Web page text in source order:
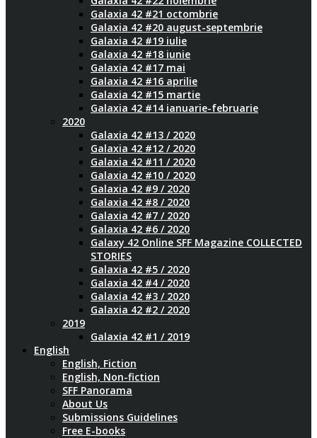
Galaxia 42 #21 octombrie
Galaxia 42 #20 august-septembrie
Galaxia 42 #19 iulie
Galaxia 42 #18 iunie
Galaxia 42 #17 mai
Galaxia 42 #16 aprilie
Galaxia 42 #15 martie
Galaxia 42 #14 ianuarie-februarie
2020
Galaxia 42 #13 / 2020
Galaxia 42 #12 / 2020
Galaxia 42 #11 / 2020
Galaxia 42 #10 / 2020
Galaxia 42 #9 / 2020
Galaxia 42 #8 / 2020
Galaxia 42 #7 / 2020
Galaxia 42 #6 / 2020
Galaxy 42 Online SFF Magazine COLLECTED
STORIES
Galaxia 42 #5 / 2020
Galaxia 42 #4 / 2020
Galaxia 42 #3 / 2020
Galaxia 42 #2 / 2020
2019
Galaxia 42 #1 / 2019
English
English, Fiction
English, Non-fiction
SFF Panorama
About Us
Submissions Guidelines
Free E-books